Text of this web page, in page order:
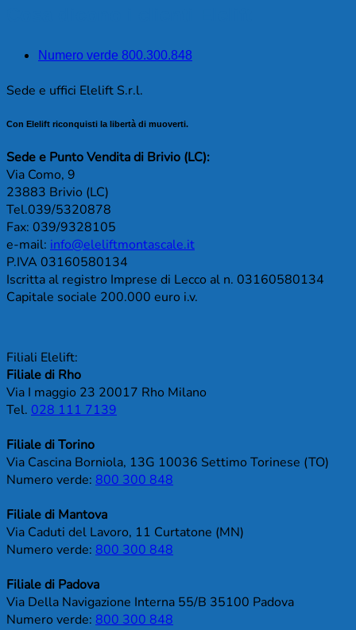
Numero verde 800.300.848
Sede e uffici Elelift S.r.l.
Con Elelift riconquisti la libertà di muoverti.
Sede e Punto Vendita di Brivio (LC):
Via Como, 9
23883 Brivio (LC)
Tel.039/5320878
Fax: 039/9328105
e-mail: info@eleliftmontascale.it
P.IVA 03160580134
Iscritta al registro Imprese di Lecco al n. 03160580134
Capitale sociale 200.000 euro i.v.
Filiali Elelift:
Filiale di Rho
Via I maggio 23 20017 Rho Milano
Tel. 028 111 7139
Filiale di Torino
Via Cascina Borniola, 13G 10036 Settimo Torinese (TO)
Numero verde: 800 300 848
Filiale di Mantova
Via Caduti del Lavoro, 11 Curtatone (MN)
Numero verde: 800 300 848
Filiale di Padova
Via Della Navigazione Interna 55/B 35100 Padova
Numero verde: 800 300 848